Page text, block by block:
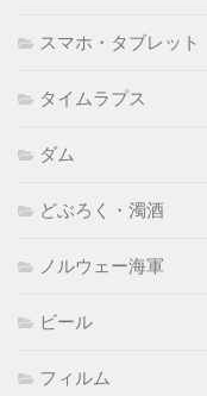
スマホ・タブレット
タイムラプス
ダム
どぶろく・濁酒
ノルウェー海軍
ビール
フィルム